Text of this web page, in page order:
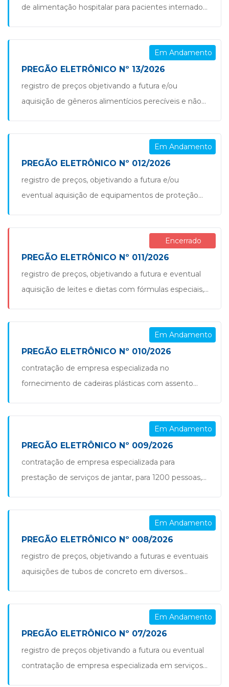
para uso do benefício do vale alimentação pago em
de alimentação hospitalar para pacientes internados
central, conforme as necessidades da secretaria
municipal de saúde do município de são jorge
d’oeste/pr. pregão nº 14.2026
Em Andamento
PREGÃO ELETRÔNICO Nº 13/2026
registro de preços objetivando a futura e/ou
aquisição de gêneros alimentícios perecíveis e não
a lei nº 11.947/2009 e para demais eventos da
secretaria municipal de educação, cultura e esportes
do município de são jorge d’oeste – pr. pregão nº
13.2026
Em Andamento
PREGÃO ELETRÔNICO Nº 012/2026
registro de preços, objetivando a futura e/ou
eventual aquisição de equipamentos de proteção
funcionários públicos lotados nas diversas unidades
administrativas do município de são jorge d’oeste/pr.
pregão nº 12.2026
Encerrado
PREGÃO ELETRÔNICO Nº 011/2026
registro de preços, objetivando a futura e eventual
aquisição de leites e dietas com fórmulas especiais,
médicas e em conformidade com o protocolo
regional de terapias nutricionais, e com entrega
fracionada pela necessidade da secretaria municipal
de saúde do município de são jorge d’oeste/pr.
pregão nº 11.2026 decreto nº 4.921.2026 […]
Em Andamento
PREGÃO ELETRÔNICO Nº 010/2026
contratação de empresa especializada no
fornecimento de cadeiras plásticas com assento
especificações do produto no centro esportivo
egídio veronese (ginásio “carecão”), incluindo a
instalação e os materiais necessários para a
instalação, ou ainda, poderão ser instaladas em
outros centros esportivos municipais, adequando as
Em Andamento
PREGÃO ELETRÔNICO Nº 009/2026
contratação de empresa especializada para
prestação de serviços de jantar, para 1200 pessoas,
mulheres, com fornecimento de pratos, talheres,
copos, mesas, louças e utensílios necessários para a
preparação dos alimentos, com base de aplicação na
lei municipal nº 874/2019, para atender a demanda
da secretaria municipal de assistência social […]
Em Andamento
PREGÃO ELETRÔNICO Nº 008/2026
registro de preços, objetivando a futuras e eventuais
aquisições de tubos de concreto em diversos
8890/2020 e na portaria inmetro 512/2023, para
atender a demanda de estruturação das estradas
municipais, ruas urbanas e se for o caso utilizados
em programas estruturais que vierem a serem
constituídos pela administração […]
Em Andamento
PREGÃO ELETRÔNICO Nº 07/2026
registro de preços objetivando a futura ou eventual
contratação de empresa especializada em serviços